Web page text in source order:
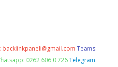
backlinkpaneli@gmail.com Teams:
0262 606 0 726 Telegram: